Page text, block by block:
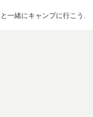
一緒にキャンプに行こう.